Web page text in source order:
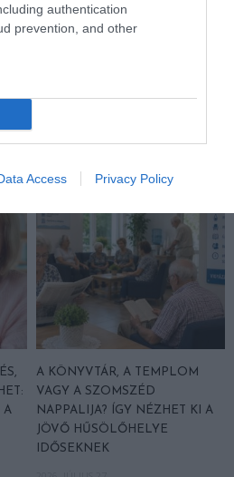
authentication
prevention, and other
Access Privacy Policy
HA AZ UNOKÁD SÍRVA HÍV
A
A KÖNYVTÁR, A TEMPLOM
VAGY A SZOMSZÉD
NAPPALIJA? ÍGY NÉZHET KI A
JÖVŐ HŰSÖLŐHELYE
IDŐSEKNEK